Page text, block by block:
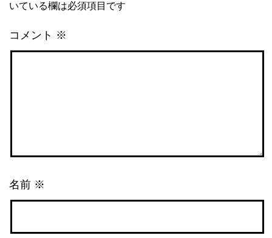
いている欄は必須項目です
コメント ※
名前 ※